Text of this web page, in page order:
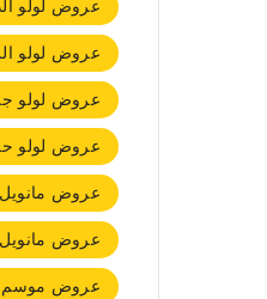
عروض لولو
عروض لولو
عروض لولو
عروض لولو
عروض
عروض
عروض موسم